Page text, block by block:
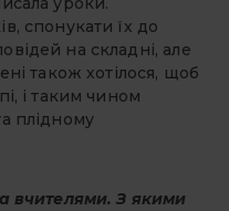
спонукати їх до
на складні, але
також хотілося, щоб
і таким чином
плідному
вчителями. З якими